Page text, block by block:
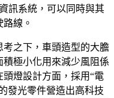
訊系統，可以同時與其
線。
考之下，車頭造型的大膽
極小化用來減少風阻係
燈設計方面，採用“電
發光零件營造出高科技